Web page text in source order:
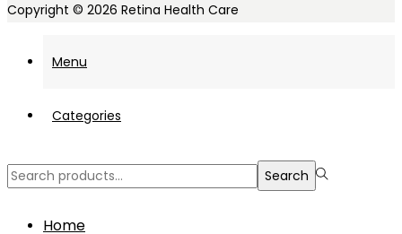
Copyright © 2026 Retina Health Care
Menu
Categories
Search
Search
Home